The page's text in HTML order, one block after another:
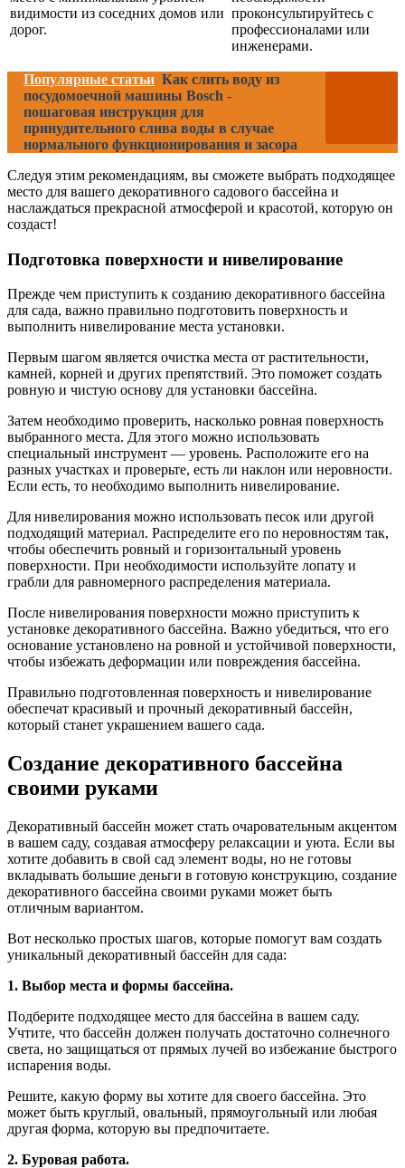
видимости из соседних домов или
дорог.
проконсультируйтесь с
профессионалами или
инженерами.
Популярные статьи Как слить воду из
посудомоечной машины Bosch -
пошаговая инструкция для
принудительного слива воды в случае
нормального функционирования и засора
Следуя этим рекомендациям, вы сможете выбрать подходящее
место для вашего декоративного садового бассейна и
наслаждаться прекрасной атмосферой и красотой, которую он
создаст!
Подготовка поверхности и нивелирование
Прежде чем приступить к созданию декоративного бассейна
для сада, важно правильно подготовить поверхность и
выполнить нивелирование места установки.
Первым шагом является очистка места от растительности,
камней, корней и других препятствий. Это поможет создать
ровную и чистую основу для установки бассейна.
Затем необходимо проверить, насколько ровная поверхность
выбранного места. Для этого можно использовать
специальный инструмент — уровень. Расположите его на
разных участках и проверьте, есть ли наклон или неровности.
Если есть, то необходимо выполнить нивелирование.
Для нивелирования можно использовать песок или другой
подходящий материал. Распределите его по неровностям так,
чтобы обеспечить ровный и горизонтальный уровень
поверхности. При необходимости используйте лопату и
грабли для равномерного распределения материала.
После нивелирования поверхности можно приступить к
установке декоративного бассейна. Важно убедиться, что его
основание установлено на ровной и устойчивой поверхности,
чтобы избежать деформации или повреждения бассейна.
Правильно подготовленная поверхность и нивелирование
обеспечат красивый и прочный декоративный бассейн,
который станет украшением вашего сада.
Создание декоративного бассейна
своими руками
Декоративный бассейн может стать очаровательным акцентом
в вашем саду, создавая атмосферу релаксации и уюта. Если вы
хотите добавить в свой сад элемент воды, но не готовы
вкладывать большие деньги в готовую конструкцию, создание
декоративного бассейна своими руками может быть
отличным вариантом.
Вот несколько простых шагов, которые помогут вам создать
уникальный декоративный бассейн для сада:
1. Выбор места и формы бассейна.
Подберите подходящее место для бассейна в вашем саду.
Учтите, что бассейн должен получать достаточно солнечного
света, но защищаться от прямых лучей во избежание быстрого
испарения воды.
Решите, какую форму вы хотите для своего бассейна. Это
может быть круглый, овальный, прямоугольный или любая
другая форма, которую вы предпочитаете.
2. Буровая работа.